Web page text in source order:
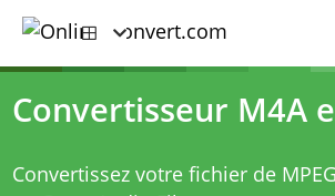
Convertisseur M4A
Convertissez votre fichier de